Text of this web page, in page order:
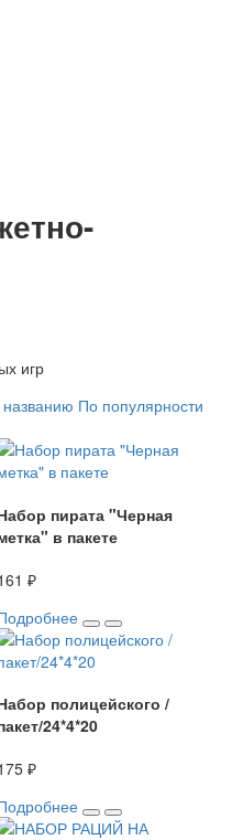
игр
По популярности
пирата "Черная
в пакете
₽
полицейского /
24*4*20
₽